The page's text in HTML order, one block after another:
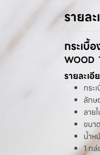
รายล
กระเบื้
WOOD
รายละเ
กระ
ลักษ
ลาย
ขนา
น้ำห
1 ก